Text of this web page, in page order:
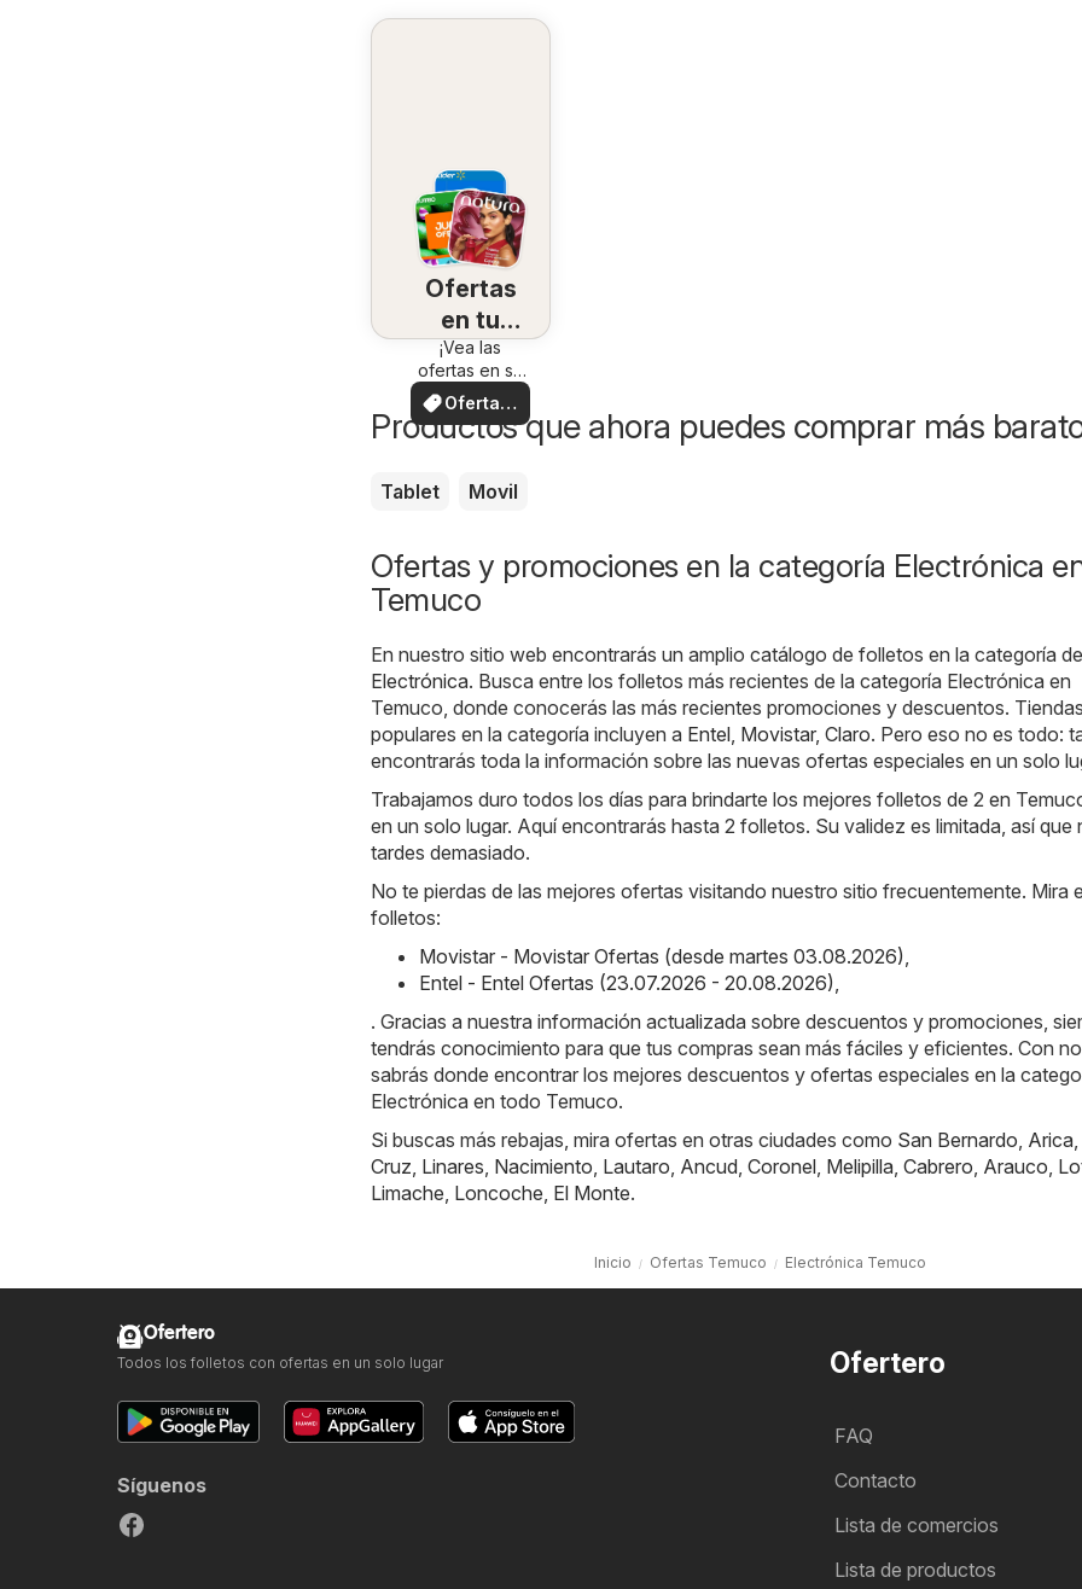
Ofertas
en tu
zona
¡Vea las
ofertas en su
zona!
Ofertas
locales
Productos que ahora puedes comprar más
Tablet Movil
Ofertas y promociones en la categoría Electrónica
Temuco
En nuestro sitio web encontrarás un amplio catálogo de folletos en la categoría de
Electrónica. Busca entre los folletos más recientes de la categoría Electrónica en
Temuco, donde conocerás las más recientes promociones y descuentos.
populares en la categoría incluyen a Entel, Movistar, Claro. Pero eso no es todo:
encontrarás toda la información sobre las nuevas ofertas especiales en un solo
Trabajamos duro todos los días para brindarte los mejores folletos de 2 en
en un solo lugar. Aquí encontrarás hasta 2 folletos. Su validez es limitada, así que
tardes demasiado.
No te pierdas de las mejores ofertas visitando nuestro sitio frecuentemente. Mira
folletos:
Movistar - Movistar Ofertas (desde martes 03.08.2026),
Entel - Entel Ofertas (23.07.2026 - 20.08.2026),
. Gracias a nuestra información actualizada sobre descuentos y promociones,
tendrás conocimiento para que tus compras sean más fáciles y eficientes. Con
sabrás donde encontrar los mejores descuentos y ofertas especiales en la
Electrónica en todo Temuco.
Si buscas más rebajas, mira ofertas en otras ciudades como San Bernardo, Arica,
Cruz, Linares, Nacimiento, Lautaro, Ancud, Coronel, Melipilla, Cabrero, Arauco,
Limache, Loncoche, El Monte.
Inicio Ofertas Temuco Electrónica Temuco
Ofertero
FAQ
Contacto
Lista de comercios
Lista de productos
Ofertero
Todos los folletos con ofertas en un solo lugar
Síguenos